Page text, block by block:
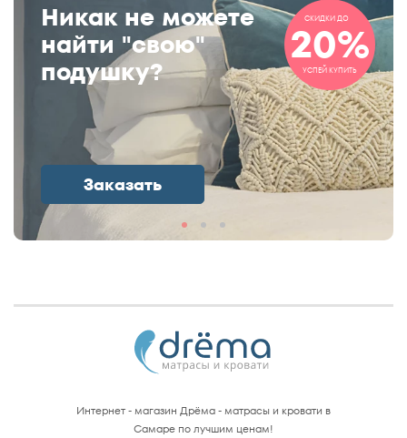
Никак не можете
найти "свою"
подушку?
Заказать
СКИДКИ ДО
20%
УСПЕЙ КУПИТЬ
Интернет - магазин Дрёма - матрасы и кровати в
Самаре по лучшим ценам!